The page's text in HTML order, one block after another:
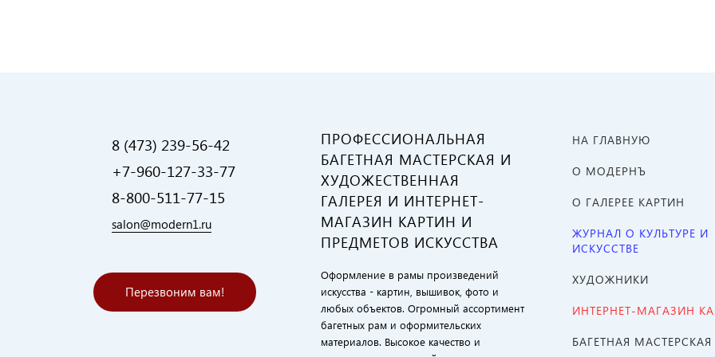
8 (473) 239-56-42
+7-960-127-33-77
8-800-511-77-15
salon@modern1.ru
Перезвоним вам!
ПРОФЕССИОНАЛЬНАЯ
БАГЕТНАЯ МАСТЕРСКАЯ И
ХУДОЖЕСТВЕННАЯ
ГАЛЕРЕЯ И ИНТЕРНЕТ-
МАГАЗИН КАРТИН И
ПРЕДМЕТОВ ИСКУССТВА
Оформление в рамы произведений
искусства - картин, вышивок, фото и
любых объектов. Огромный ассортимент
багетных рам и оформительских
материалов. Высокое качество и
НА ГЛАВНУЮ
О МОДЕРНЪ
О ГАЛЕРЕЕ КАРТИН
ЖУРНАЛ О КУЛЬТУРЕ И
ИСКУССТВЕ
ХУДОЖНИКИ
ИНТЕРНЕТ-МАГАЗИН
БАГЕТНАЯ МАСТЕРСКАЯ